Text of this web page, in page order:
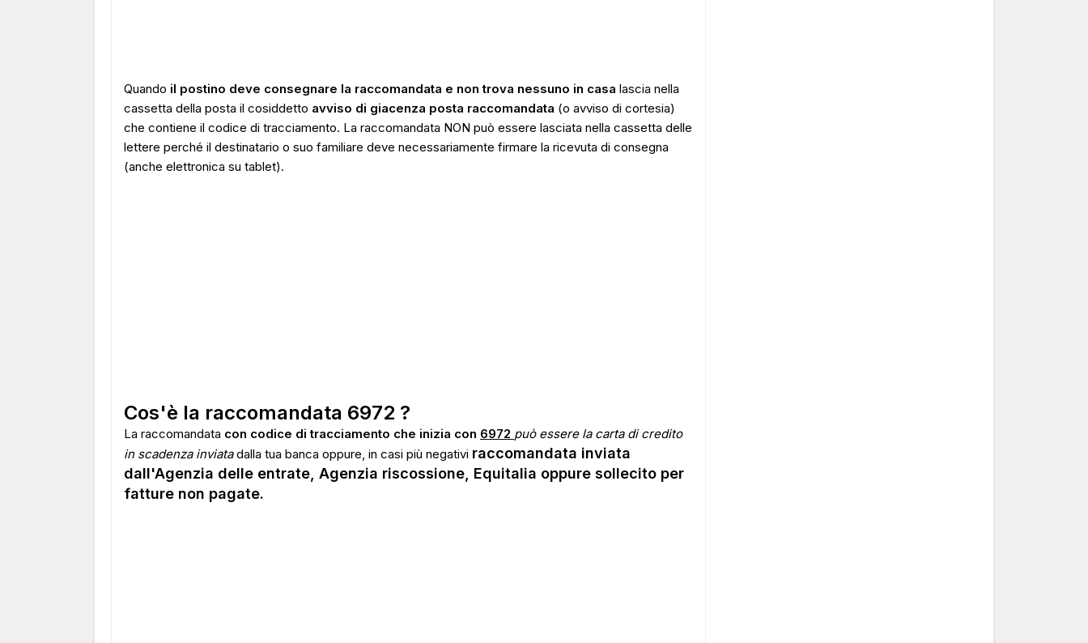
Quando il postino deve consegnare la raccomandata e non trova nessuno in casa lascia nella
cassetta della posta il cosiddetto avviso di giacenza posta raccomandata (o avviso di cortesia)
che contiene il codice di tracciamento. La raccomandata NON può essere lasciata nella cassetta delle
lettere perché il destinatario o suo familiare deve necessariamente firmare la ricevuta di consegna
(anche elettronica su tablet).
Cos'è la raccomandata 6972 ?
La raccomandata con codice di tracciamento che inizia con 6972 può essere la carta di credito
in scadenza inviatadalla tua banca oppure, in casi più negativi raccomandata inviata
dall'Agenzia delle entrate, Agenzia riscossione, Equitalia oppure sollecito per
fatture non pagate.